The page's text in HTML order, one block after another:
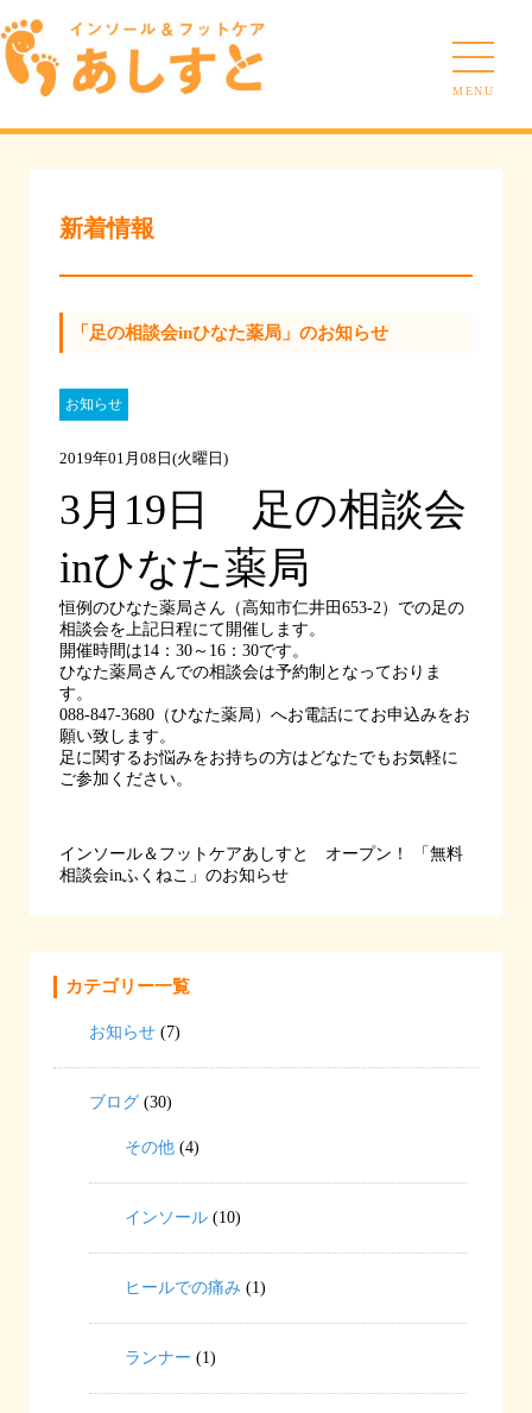
MENU
新着情報
「足の相談会inひなた薬局」のお知らせ
お知らせ
2019年01月08日(火曜日)
3月19日 足の相談会
inひなた薬局
恒例のひなた薬局さん（高知市仁井田653-2）での足の
相談会を上記日程にて開催します。
開催時間は14：30～16：30です。
ひなた薬局さんでの相談会は予約制となっておりま
す。
088-847-3680（ひなた薬局）へお電話にてお申込みをお
願い致します。
足に関するお悩みをお持ちの方はどなたでもお気軽に
ご参加ください。
インソール＆フットケアあしすと オープン！
「無料
相談会inふくねこ」のお知らせ
カテゴリー一覧
お知らせ (7)
ブログ (30)
その他 (4)
インソール (10)
ヒールでの痛み (1)
ランナー (1)